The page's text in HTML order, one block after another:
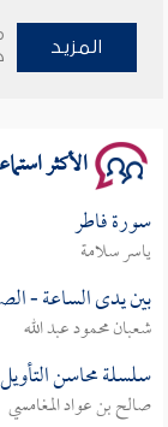
سلسلة محاضرات
المزيد
الأكثر
سورة فاطر
ياسر سلامة
بين يدى الساعة -
شعبان محمود عبد الله
سلسلة محاسن التأويل
صالح بن عواد المغامسي